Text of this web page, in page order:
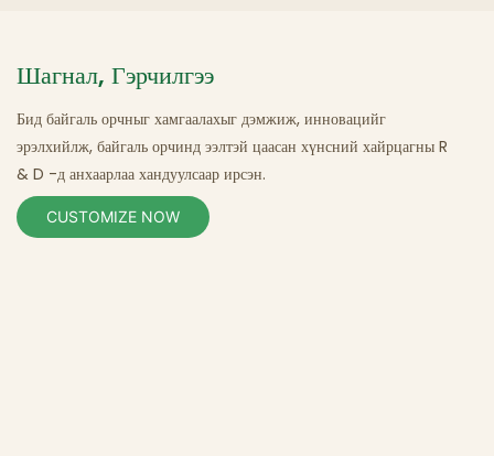
Шагнал, Гэрчилгээ
Бид байгаль орчныг хамгаалахыг дэмжиж, инновацийг
эрэлхийлж, байгаль орчинд ээлтэй цаасан хүнсний хайрцагны R
& D -д анхаарлаа хандуулсаар ирсэн.
CUSTOMIZE NOW